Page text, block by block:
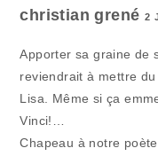
christian grené 2
Apporter sa graine de
reviendrait à mettre
Lisa. Même si ça
Vinci!…
Chapeau à notre